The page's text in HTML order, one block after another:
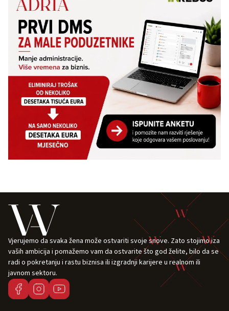
Vjerujemo da svaka žena može ostvariti svoje snove. Zato stojimo iza
vaših ambicija i pomažemo vam da ostvarite što god želite, bilo da se
radi o pokretanju i rastu biznisa ili izgradnji karijere u realnom ili
javnom sektoru.